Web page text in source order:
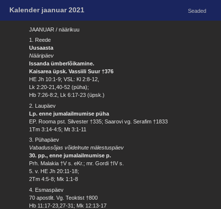
Kalender jaanuar 2021 Seaded
JAANUAR / näärikuu
1. Reede
Uusaasta
Nääripäev
Issanda ümberlõikamine.
Kaisarea üpsk. Vassiili Suur †376
HE Jh 10:1-9; VSL: Kl 2:8-12,
Lk 2:20-21,40-52 (püha);
Hb 7:26-8:2, Lk 6:17-23 (üpsk.)
2. Laupäev
Lp. enne jumalailmumise püha
EP. Rooma pst. Silvester †335; Saarovi vg. Serafim †1833
1Tm 3:14-4:5; Mt 3:1-11
3. Pühapäev
Vabadussõjas võidelnute mälestuspäev
30. pp., enne jumalailmumise p.
Prh. Malakia †V s. eKr.; mr. Gordi †IV s.
5. v. HE Jh 20:11-18;
2Tm 4:5-8; Mk 1:1-8
4. Esmaspäev
70 apostlit. Vg. Teoktist †800
Hb 11:17-23,27-31; Mk 12:13-17